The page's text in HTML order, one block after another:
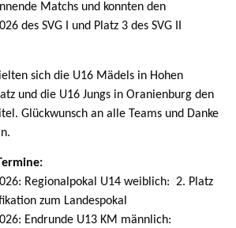
Matchs und konnten den
des SVG I und Platz 3 des SVG II
sich die U16 Mädels in Hohen
und die U16 Jungs in Oranienburg den
Glückwunsch an alle Teams und Danke
Regionalpokal U14 weiblich: 2. Platz
zum Landespokal
Endrunde U13 KM männlich: